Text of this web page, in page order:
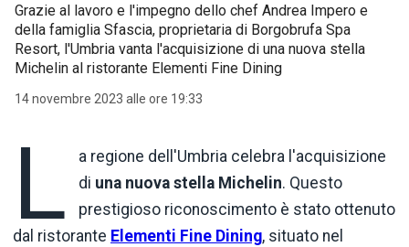
Grazie al lavoro e l'impegno dello chef Andrea Impero e
della famiglia Sfascia, proprietaria di Borgobrufa Spa
Resort, l'Umbria vanta l'acquisizione di una nuova stella
Michelin al ristorante Elementi Fine Dining
14 novembre 2023 alle ore 19:33
L
a regione dell'Umbria celebra l'acquisizione
di una nuova stella Michelin. Questo
prestigioso riconoscimento è stato ottenuto
dal ristorante Elementi Fine Dining, situato nel